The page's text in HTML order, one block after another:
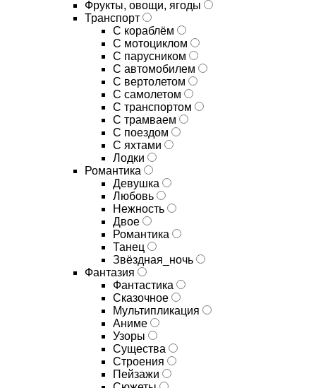
Фрукты, овощи, ягоды
Транспорт
С кораблём
С мотоциклом
С парусником
С автомобилем
С вертолетом
С самолетом
С транспортом
С трамваем
С поездом
С яхтами
Лодки
Романтика
Девушка
Любовь
Нежность
Двое
Романтика
Танец
Звёздная_ночь
Фантазия
Фантастика
Сказочное
Мультипликация
Аниме
Узоры
Существа
Строения
Пейзажи